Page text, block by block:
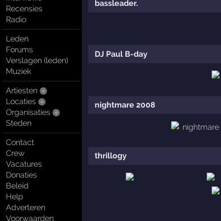
Recensies
Radio
Leden
Forums
Verslagen (leden)
Muziek
Artiesten
Locaties
Organisaties
Steden
Contact
Crew
Vacatures
Donaties
Beleid
Help
Adverteren
Voorwaarden
bassleader.
DJ Paul B-day
nightmare 2008
thrillogy